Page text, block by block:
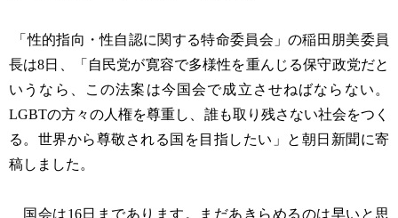
「性的指向・性自認に関する特命委員会」の稲田朋美委員
長は8日、「自民党が寛容で多様性を重んじる保守政党だと
いうなら、この法案は今国会で成立させねばならない。
LGBTの方々の人権を尊重し、誰も取り残さない社会をつく
る。世界から尊敬される国を目指したい」と朝日新聞に寄
稿しました。
国会は16日まであります。まだあきらめるのは早いと思